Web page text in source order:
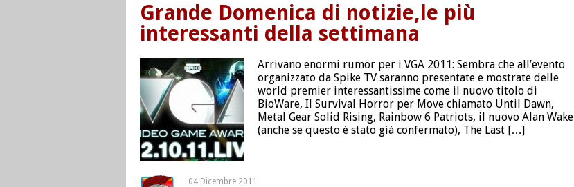
Grande Domenica di notizie,le più
interessanti della settimana
Arrivano enormi rumor per i VGA 2011: Sembra che all’evento
organizzato da Spike TV saranno presentate e mostrate delle
world premier interessantissime come il nuovo titolo di
BioWare, Il Survival Horror per Move chiamato Until Dawn,
Metal Gear Solid Rising, Rainbow 6 Patriots, il nuovo Alan Wake
(anche se questo è stato già confermato), The Last […]
04 Dicembre 2011